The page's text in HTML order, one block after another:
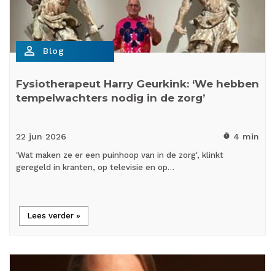
person_outline Blog
Fysiotherapeut Harry Geurkink: ‘We hebben
tempelwachters nodig in de zorg’
22 jun 2026 timer 4 min
'Wat maken ze er een puinhoop van in de zorg', klinkt
geregeld in kranten, op televisie en op…
Lees verder »